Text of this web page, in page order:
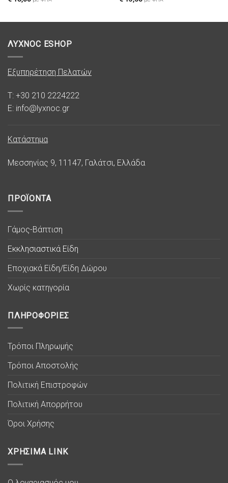
ΛΥΧΝΟC ESHOP
Εξυπηρέτηση Πελατών
T: +30 210 2224222
E: info@lyxnoc.gr
Κατάστημα
Μεσσηνίας 9, 11147, Γαλάτσι, Ελλάδα
ΠΡΟΪΟΝΤΑ
Γάμος-Βάπτιση
Εκκλησιαστικά Είδη
Εποχιακά Είδη/Είδη Δώρου
Χωρίς κατηγορία
ΠΛΗΡΟΦΟΡΙΕΣ
Τρόποι Πληρωμής
Τρόποι Αποστολής
Πολιτική Επιστροφών
Πολιτική Απορρήτου
Όροι Χρήσης
ΧΡΗΣΙΜΑ LINK